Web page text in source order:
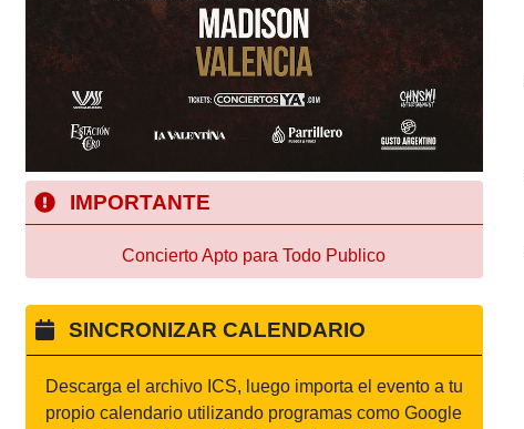
IMPORTANTE
Concierto Apto para Todo Publico
SINCRONIZAR CALENDARIO
Descarga el archivo ICS, luego importa el evento a tu
propio calendario utilizando programas como Google